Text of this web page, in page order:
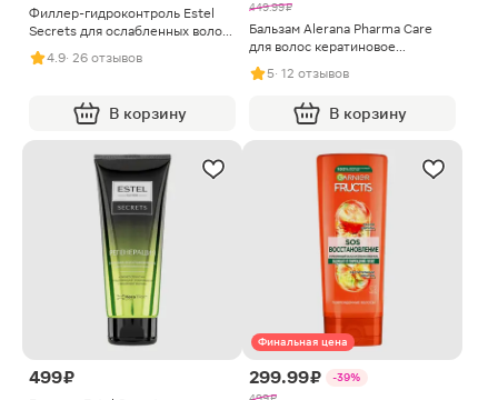
Филлер-гидроконтроль Estel
Secrets для ослабленных волос
100мл
4.9· 26 отзывов
В корзину
449.99 ₽
Бальзам Alerana Pharma Care
для волос кератиновое
восстановление 260мл
5· 12 отзывов
В корзину
499 ₽
Финальная цена
299.99 ₽
-39%